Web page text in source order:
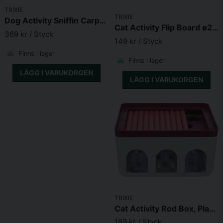
Skicka fråga
TRIXIE
Dog Activity Sniffin Carpet Nivå 1 50x34cm
369 kr / Styck
Finns i lager
LÄGG I VARUKORGEN
TRIXIE
Cat Activity Flip Board ø23cm
149 kr / Styck
Finns i lager
LÄGG I VARUKORGEN
TRIXIE
Cat Activity Rod Box, Plast 20*12*16cm